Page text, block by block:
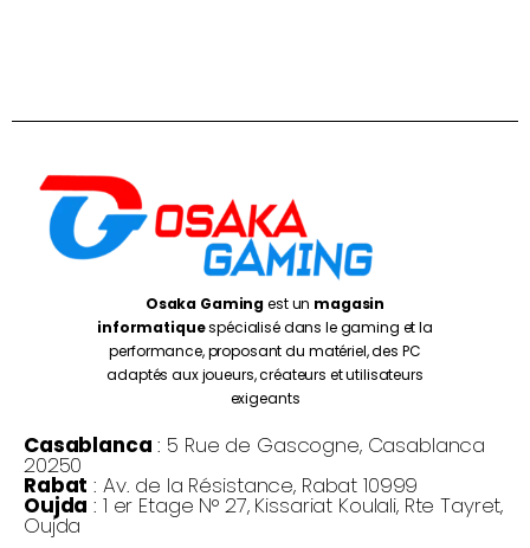
Osaka Gamingest un magasin
informatiquespécialisé dans le gaming et la
performance, proposant du matériel, des PC
adaptés aux joueurs, créateurs et utilisateurs
exigeants
Casablanca : 5 Rue de Gascogne, Casablanca
20250
Rabat : Av. de la Résistance, Rabat 10999
Oujda : 1 er Etage N° 27, Kissariat Koulali, Rte Tayret,
Oujda